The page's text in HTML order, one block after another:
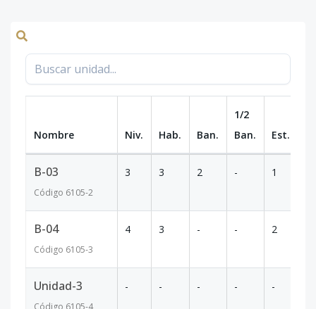
Nombre Niv. Hab. Ban.
1/2
Ban.
Est.
B-03
Código 6105-2
3 3 2 - 1
B-04
Código 6105-3
4 3 - - 2
Unidad-3
Código 6105-4
- - - - -